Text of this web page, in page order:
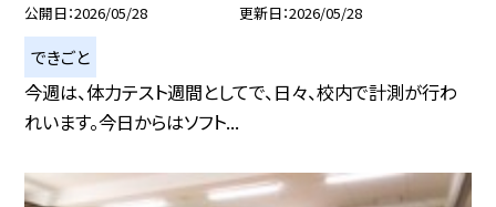
公開日 2026/05/28 更新日 2026/05/28
できごと
今週は、体力テスト週間としてで、日々、校内で計測が行わ
れいます。今日からはソフト...